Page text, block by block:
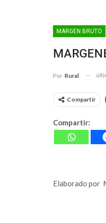
MARGEN BRUTO
Por Rural
Compartir
Compartir:
Elaborado por